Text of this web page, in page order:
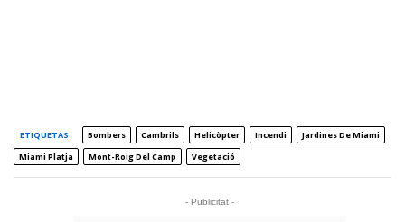
ETIQUETAS Bombers Cambrils Helicòpter Incendi
Jardines De Miami
Miami Platja
Mont-Roig Del Camp Vegetació
- Publicitat -